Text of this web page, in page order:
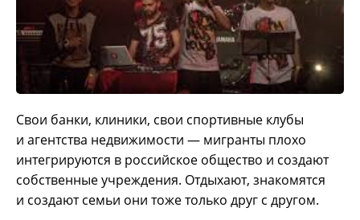
Свои банки, клиники, свои спортивные клубы
и агентства недвижимости — мигранты плохо
интегрируются в российское общество и создают
собственные учреждения. Отдыхают, знакомятся
и создают семьи они тоже только друг с другом.